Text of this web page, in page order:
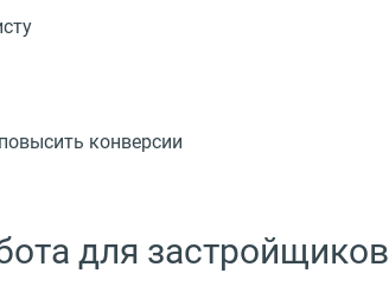
конверсии
для застройщиков